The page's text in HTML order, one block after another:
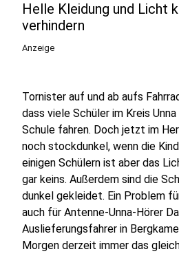
Helle Kleidung und Licht
verhindern
Anzeige
Tornister auf und ab aufs
dass viele Schüler im Kreis
Schule fahren. Doch jetzt im
noch stockdunkel, wenn die
einigen Schülern ist aber das
gar keins. Außerdem sind die
dunkel gekleidet. Ein Problem
auch für Antenne-Unna-Hörer
Auslieferungsfahrer in
Morgen derzeit immer das